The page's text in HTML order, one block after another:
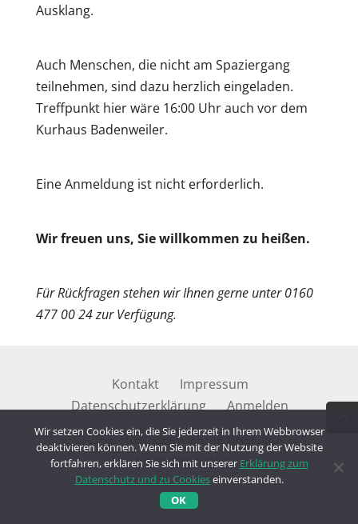
Ausklang.
Auch Menschen, die nicht am Spaziergang
teilnehmen, sind dazu herzlich eingeladen.
Treffpunkt hier wäre 16:00 Uhr auch vor dem
Kurhaus Badenweiler.
Eine Anmeldung ist nicht erforderlich.
Wir freuen uns, Sie willkommen zu heißen.
Für Rückfragen stehen wir Ihnen gerne unter 0160
477 00 24 zur Verfügung.
Kontakt
Impressum
Datenschutzerklärung
Anmelden
© 2026 Hospizbewegung Breisgau-
Hochschwarzwald e.V.
Wir setzen Cookies ein, die Sie jederzeit in Ihrem Webbrowser
deaktivieren können. Wenn Sie mit der Nutzung der Website
fortfahren, erklären Sie sich mit unserer Erklärung zum
Datenschutz und zu Cookieseinverstanden.
OK